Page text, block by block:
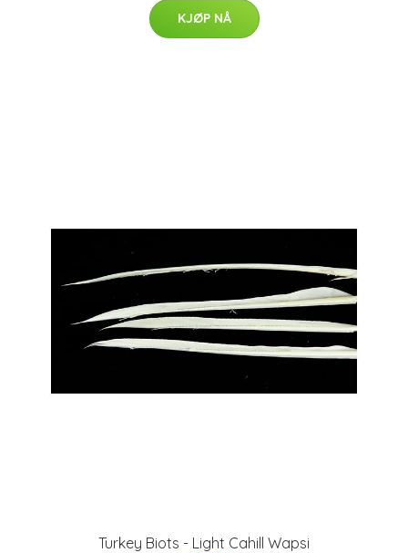
KJØP NÅ
Turkey Biots - Light Cahill Wapsi